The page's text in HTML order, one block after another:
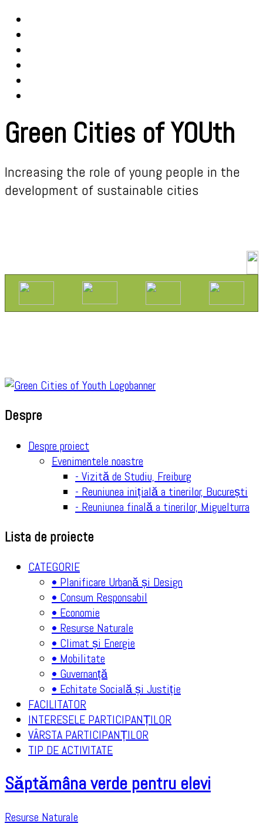
Green Cities of YOUth
Increasing the role of young people in the
development of sustainable cities
Despre
Despre proiect
Evenimentele noastre
- Vizită de Studiu, Freiburg
- Reuniunea inițială a tinerilor, București
- Reuniunea finală a tinerilor, Miguelturra
Lista de proiecte
CATEGORIE
• Planificare Urbană și Design
• Consum Responsabil
• Economie
• Resurse Naturale
• Climat și Energie
• Mobilitate
• Guvernanță
• Echitate Socială și Justiție
FACILITATOR
INTERESELE PARTICIPANȚILOR
VÂRSTA PARTICIPANȚILOR
TIP DE ACTIVITATE
Săptămâna verde pentru elevi
Resurse Naturale